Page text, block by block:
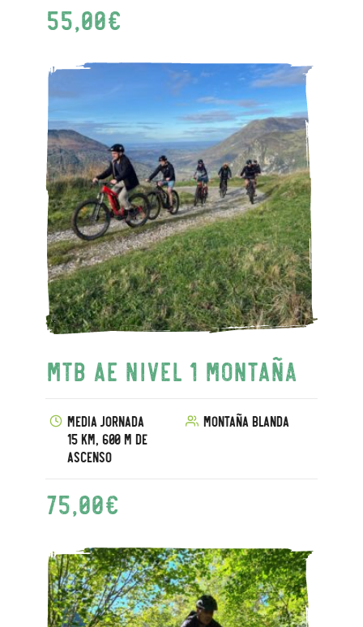
55,00€
MTB AE Nivel 1 Montaña
Media jornada
15 km, 600 m de
ascenso
Montaña blanda
75,00€